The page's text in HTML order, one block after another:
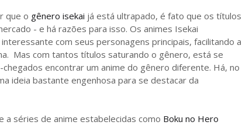
que o gênero isekai já está ultrapado, é fato que os títulos
- e há razões para isso. Os animes Isekai
com seus personagens principais, facilitando a
Mas com tantos títulos saturando o gênero, está se
encontrar um anime do gênero diferente. Há, no
ideia bastante engenhosa para se destacar da
a séries de anime estabelecidas como Boku no Hero